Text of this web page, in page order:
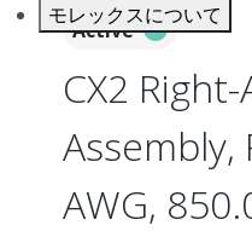
モレックスについて
Active
CX2
Assembly,
AWG,